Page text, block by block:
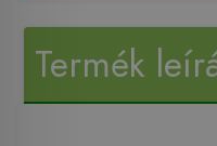
Termék